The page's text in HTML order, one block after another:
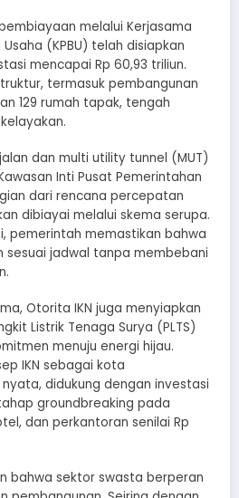
melalui Kerjasama
(KPBU) telah disiapkan
mencapai Rp 60,93 triliun.
termasuk pembangunan
129 rumah tapak, tengah
dan multi utility tunnel (MUT)
Inti Pusat Pemerintahan
dari rencana percepatan
dibiayai melalui skema serupa.
pemerintah memastikan bahwa
sesuai jadwal tanpa membebani
Otorita IKN juga menyiapkan
Listrik Tenaga Surya (PLTS)
menuju energi hijau.
IKN sebagai kota
didukung dengan investasi
groundbreaking pada
dan perkantoran senilai Rp
bahwa sektor swasta berperan